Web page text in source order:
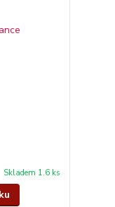
Skladem 1.6 ks